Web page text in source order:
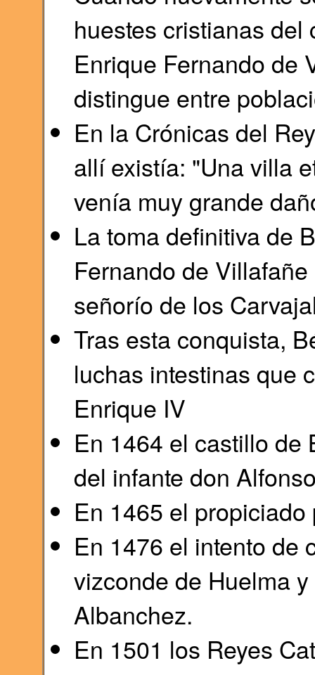
huestes cristianas
Enrique Fernando de
distingue entre
En la Crónicas del
allí existía: "Una villa
venía muy grande
La toma definitiva de
Fernando de
señorío de los
Tras esta conquista,
luchas intestinas que
Enrique IV
En 1464 el castillo de
del infante don
En 1465 el
En 1476 el intento de
vizconde de Huelma
Albanchez.
En 1501 los Reyes